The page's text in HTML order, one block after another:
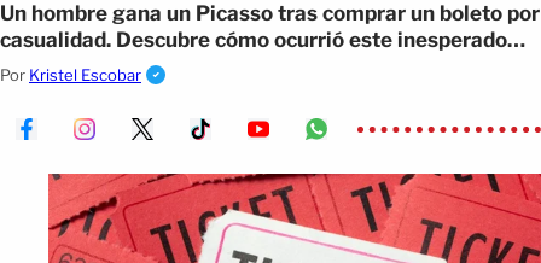
Un hombre gana un Picasso tras comprar un boleto por
casualidad. Descubre cómo ocurrió este inesperado
giro que sorprendió a todos.
Por Kristel Escobar